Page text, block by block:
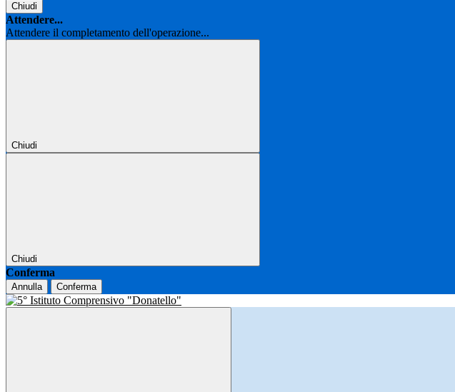
Chiudi
Attendere...
Attendere il completamento dell'operazione...
Chiudi
Chiudi
Conferma
Annulla Conferma